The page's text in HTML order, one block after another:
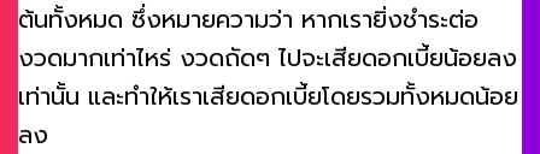
ต้นทั้งหมด ซึ่งหมายความว่า หากเรายิ่งชำระต่อ
งวดมากเท่าไหร่ งวดถัดๆ ไปจะเสียดอกเบี้ยน้อยลง
เท่านั้น และทำให้เราเสียดอกเบี้ยโดยรวมทั้งหมดน้อย
ลง